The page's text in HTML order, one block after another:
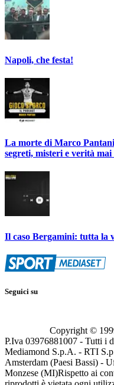
Napoli, che festa!
La morte di Marco
segreti, misteri e verità
Il caso Bergamini: tutta la
Seguici su
Copyright ©
P.Iva 03976881007 - Tutti i
Mediamond S.p.A. - RTI
Amsterdam (Paesi Bassi) -
Monzese (MI)Rispetto ai